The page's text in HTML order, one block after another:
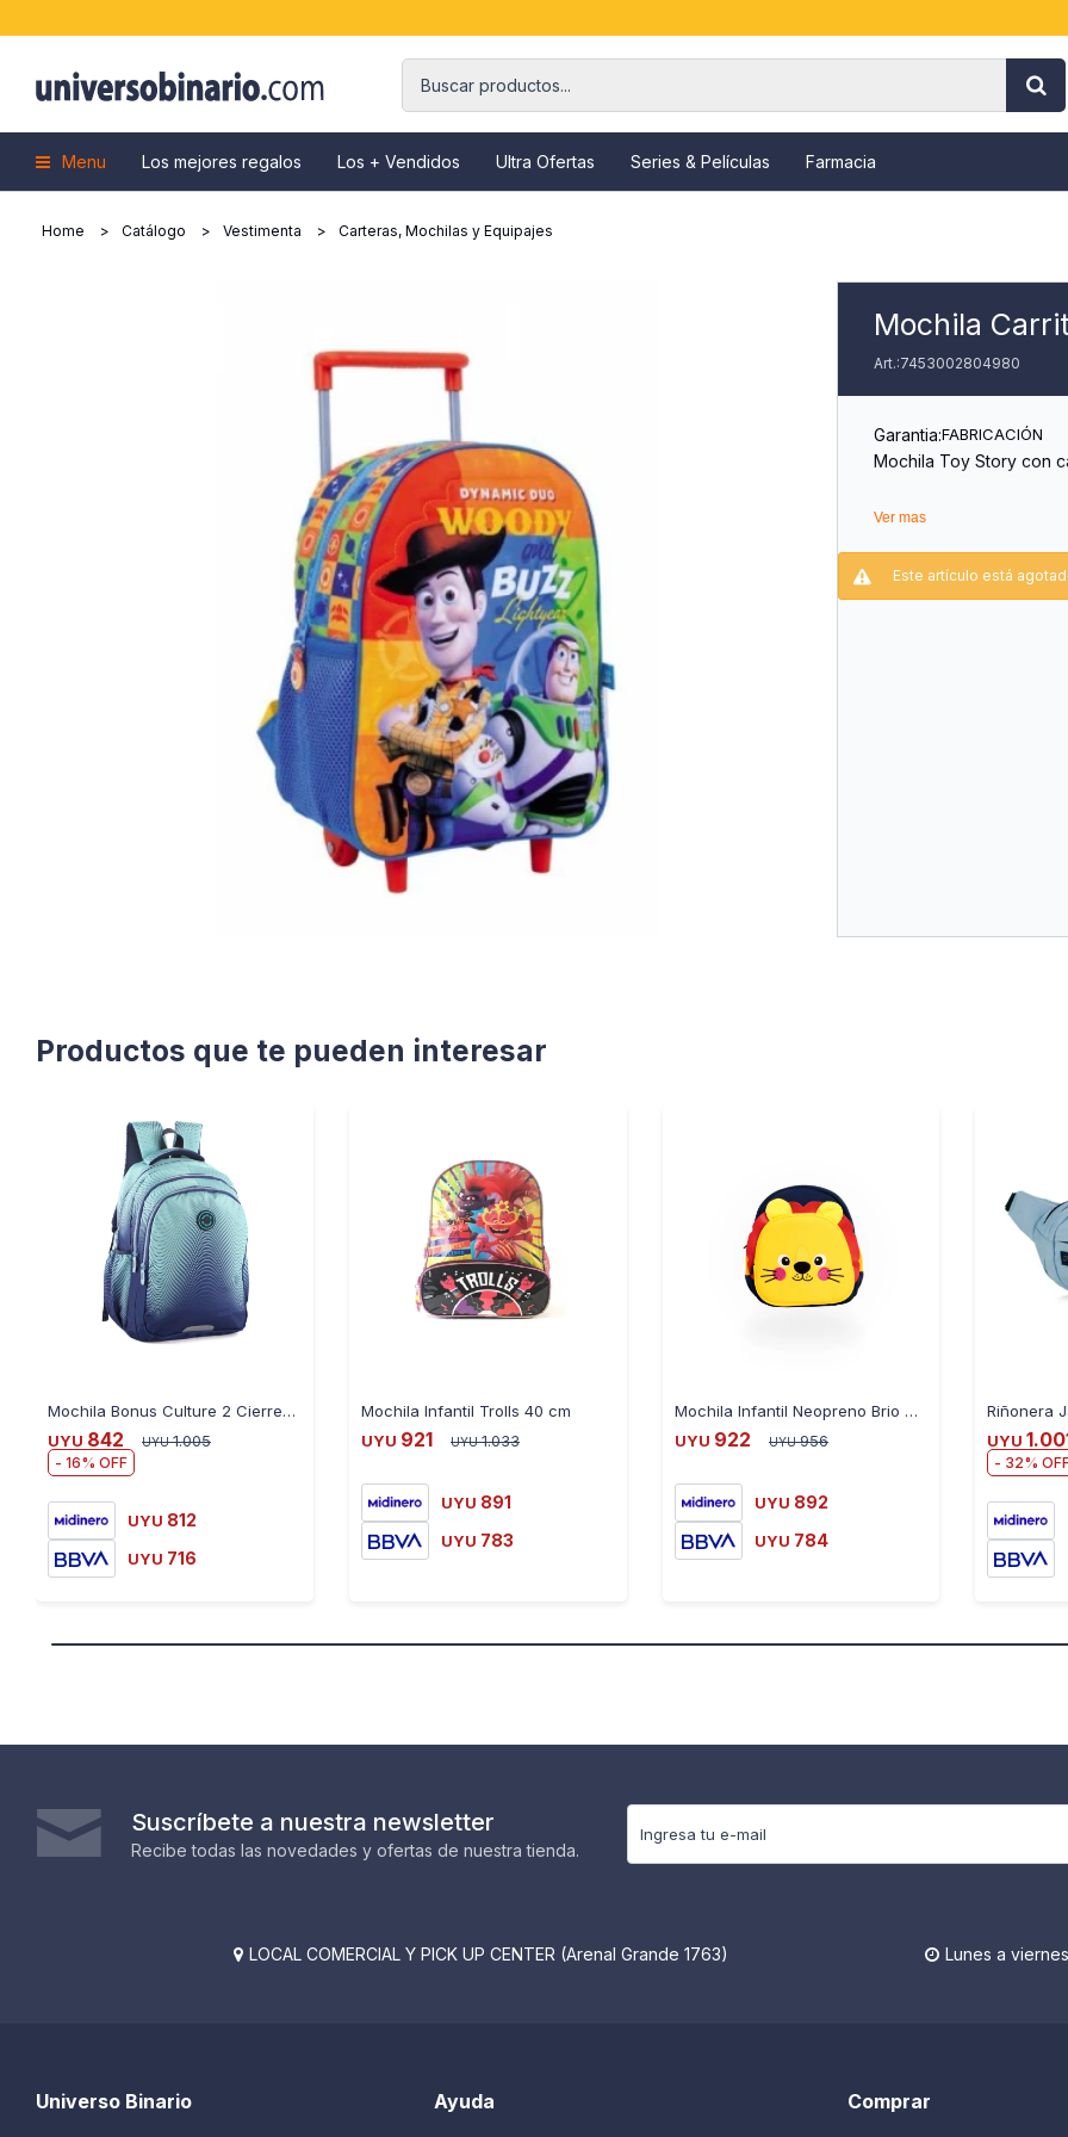
Menu Los mejores regalos Los + Vendidos Ultra Ofertas Series & Películas Farmacia
Home Catálogo Vestimenta Carteras, Mochilas y Equipajes
Mochila
7453002804980
Garantia:FABRICACIÓN
Mochila Toy Story con
Composición:
20% PVC
Medidas:
Ver mas
Este artículo está
Productos que te pueden interesar
Mochila Bonus Culture 2 Cierres Bolsillo al Frente - CELESTE-AZUL
UYU 842 UYU 1.005
16
UYU 812
UYU 716
Mochila Infantil Trolls 40 cm
UYU 921 UYU 1.033
UYU 891
UYU 783
Mochila Infantil Neopreno Brio TCDRE01 30X23CM - LEON
UYU 922 UYU 956
UYU 892
UYU 784
UYU
32
Suscríbete a nuestra newsletter
Recibe todas las novedades y ofertas de nuestra tienda.
 LOCAL COMERCIAL Y PICK UP CENTER (Arenal Grande 1763)  Lunes a
Ayuda
Universo Binario Comprar